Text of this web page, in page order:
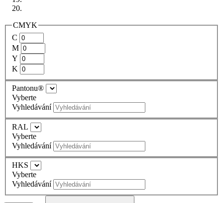
CMYK
C
M
Y
K
Pantonu®
Vyberte
Vyhledávání
RAL
Vyberte
Vyhledávání
HKS
Vyberte
Vyhledávání